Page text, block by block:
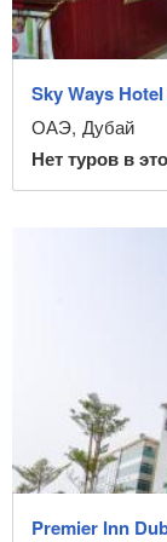
Sky Ways
ОАЭ, Дубай
Нет туров в
Premier Inn